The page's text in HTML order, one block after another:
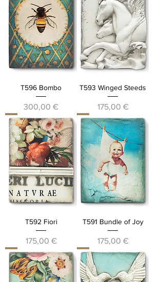
T596 Bombo
Prezzo
300,00 €
T593 Winged Steeds
Prezzo
175,00 €
T592 Fiori
Prezzo
175,00 €
T591 Bundle of Joy
Prezzo
175,00 €